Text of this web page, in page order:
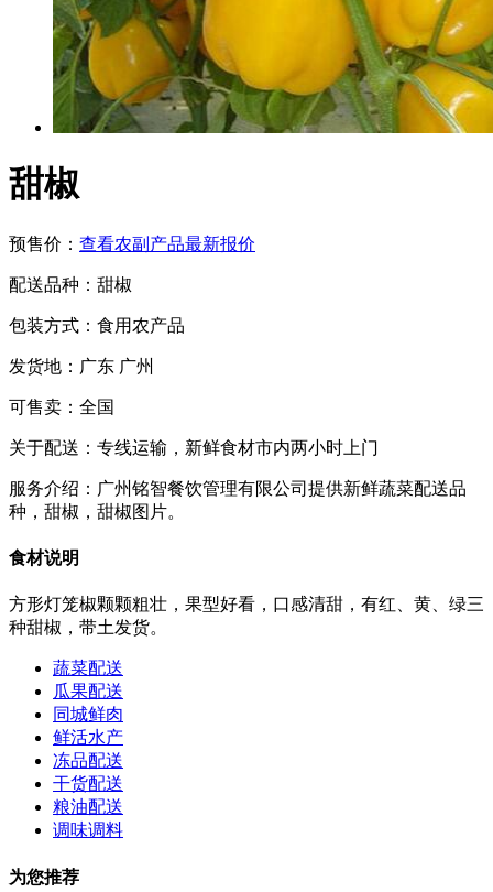
甜椒
预售价： 查看农副产品最新报价
配送品种： 甜椒
包装方式： 食用农产品
发货地： 广东 广州
可售卖： 全国
关于配送： 专线运输，新鲜食材市内两小时上门
服务介绍： 广州铭智餐饮管理有限公司提供新鲜蔬菜配送品
种，甜椒，甜椒图片。
食材说明
方形灯笼椒颗颗粗壮，果型好看，口感清甜，有红、黄、绿三
种甜椒，带土发货。
蔬菜配送
瓜果配送
同城鲜肉
鲜活水产
冻品配送
干货配送
粮油配送
调味调料
为您推荐